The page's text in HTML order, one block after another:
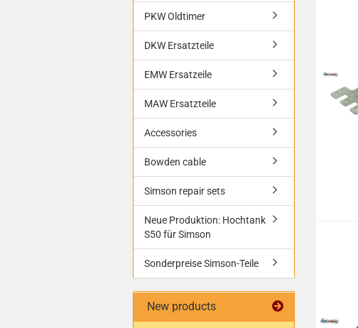
PKW Oldtimer
DKW Ersatzteile
EMW Ersatzeile
MAW Ersatzteile
Accessories
Bowden cable
Simson repair sets
Neue Produktion: Hochtank
S50 für Simson
Sonderpreise Simson-Teile
New products